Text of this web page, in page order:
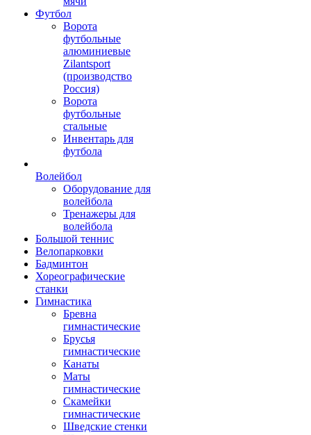
Футбол
Ворота
футбольные
алюминиевые
Zilantsport
(производство
Россия)
Ворота
футбольные
стальные
Инвентарь для
футбола
Волейбол
Оборудование для
волейбола
Тренажеры для
волейбола
Большой теннис
Велопарковки
Бадминтон
Хореографические
станки
Гимнастика
Бревна
гимнастические
Брусья
гимнастические
Канаты
Маты
гимнастические
Скамейки
гимнастические
Шведские стенки